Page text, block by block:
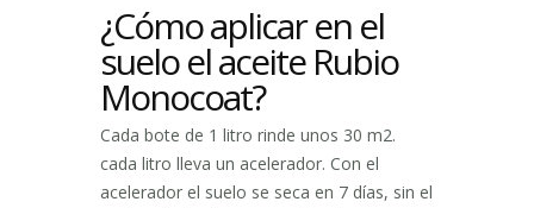
¿Cómo aplicar en el
suelo el aceite Rubio
Monocoat?
Cada bote de 1 litro rinde unos 30 m2.
cada litro lleva un acelerador. Con el
acelerador el suelo se seca en 7 días, sin el